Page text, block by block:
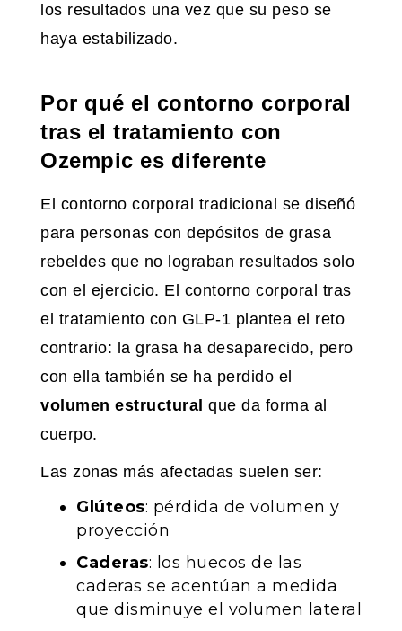
los resultados una vez que su peso se
haya estabilizado.
Por qué el contorno corporal
tras el tratamiento con
Ozempic es diferente
El contorno corporal tradicional se diseñó
para personas con depósitos de grasa
rebeldes que no lograban resultados solo
con el ejercicio. El contorno corporal tras
el tratamiento con GLP-1 plantea el reto
contrario: la grasa ha desaparecido, pero
con ella también se ha perdido el
volumen estructural que da forma al
cuerpo.
Las zonas más afectadas suelen ser:
Glúteos: pérdida de volumen y
proyección
Caderas: los huecos de las
caderas se acentúan a medida
que disminuye el volumen lateral